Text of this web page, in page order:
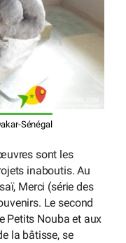
Sénégal
sont les
inaboutis. Au
Merci (série des
Le second
Petits Nouba et aux
la bâtisse, se